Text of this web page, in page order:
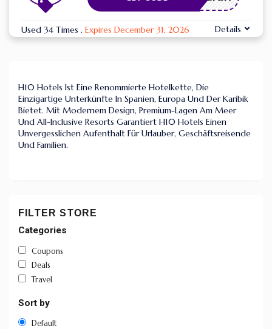
Used 34 Times . Expires December 31, 2026 Details
H10 Hotels Ist Eine Renommierte Hotelkette, Die
Einzigartige Unterkünfte In Spanien, Europa Und Der Karibik
Bietet. Mit Modernem Design, Premium-Lagen Am Meer
Und All-Inclusive Resorts Garantiert H10 Hotels Einen
Unvergesslichen Aufenthalt Für Urlauber, Geschäftsreisende
Und Familien.
FILTER STORE
Categories
Coupons
Deals
Travel
Sort by
Default